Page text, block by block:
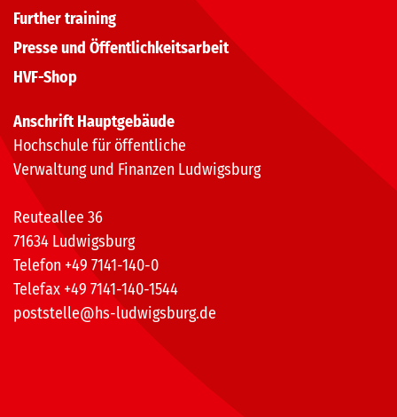
Further training
Presse und Öffentlichkeitsarbeit
HVF-Shop
Anschrift Hauptgebäude
Hochschule für öffentliche
Verwaltung und Finanzen Ludwigsburg
Reuteallee 36
71634 Ludwigsburg
Telefon +49 7141-140-0
Telefax +49 7141-140-1544
poststelle@hs-ludwigsburg.de